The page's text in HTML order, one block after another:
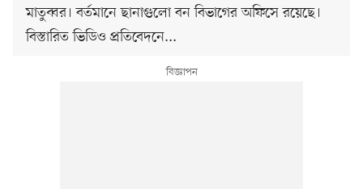
মাতুব্বর। বর্তমানে ছানাগুলো বন বিভাগের অফিসে রয়েছে।
বিস্তারিত ভিডিও প্রতিবেদনে...